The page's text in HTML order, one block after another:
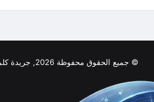
© جميع الحقوق محفوظة 2026, جريدة كلمة العرب